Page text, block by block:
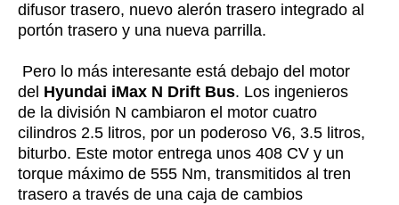
difusor trasero, nuevo alerón trasero integrado al
portón trasero y una nueva parrilla.
Pero lo más interesante está debajo del motor
del Hyundai iMax N Drift Bus. Los ingenieros
de la división N cambiaron el motor cuatro
cilindros 2.5 litros, por un poderoso V6, 3.5 litros,
biturbo. Este motor entrega unos 408 CV y un
torque máximo de 555 Nm, transmitidos al tren
trasero a través de una caja de cambios